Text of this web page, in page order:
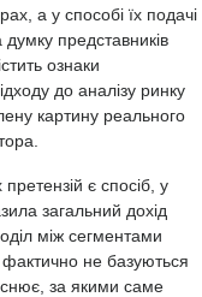
а у способі їх подачі
представників
ознаки
до аналізу ринку
картину реального
є спосіб, у
загальний дохід
між сегментами
фактично не базуються
за якими саме